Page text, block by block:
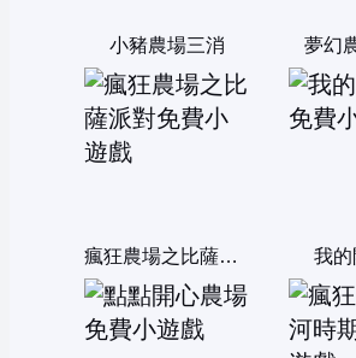
小豬農場三消 夢幻
瘋狂農場之比薩派對 我